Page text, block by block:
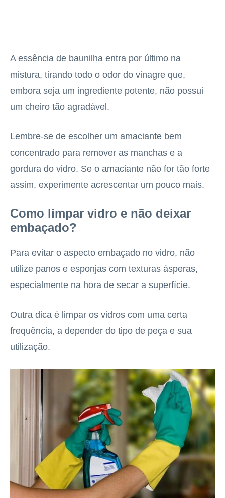
A essência de baunilha entra por último na
mistura, tirando todo o odor do vinagre que,
embora seja um ingrediente potente, não possui
um cheiro tão agradável.
Lembre-se de escolher um amaciante bem
concentrado para remover as manchas e a
gordura do vidro. Se o amaciante não for tão forte
assim, experimente acrescentar um pouco mais.
Como limpar vidro e não deixar
embaçado?
Para evitar o aspecto embaçado no vidro, não
utilize panos e esponjas com texturas ásperas,
especialmente na hora de secar a superfície.
Outra dica é limpar os vidros com uma certa
frequência, a depender do tipo de peça e sua
utilização.